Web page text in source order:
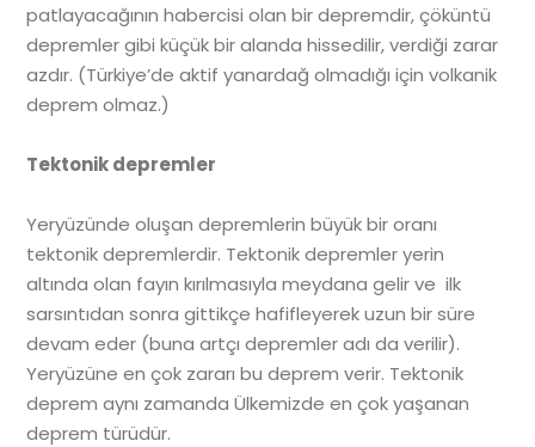
patlayacağının habercisi olan bir depremdir, çöküntü
depremler gibi küçük bir alanda hissedilir, verdiği zarar
azdır. (Türkiye’de aktif yanardağ olmadığı için volkanik
deprem olmaz.)
Tektonik depremler
Yeryüzünde oluşan depremlerin büyük bir oranı
tektonik depremlerdir. Tektonik depremler yerin
altında olan fayın kırılmasıyla meydana gelir ve ilk
sarsıntıdan sonra gittikçe hafifleyerek uzun bir süre
devam eder (buna artçı depremler adı da verilir).
Yeryüzüne en çok zararı bu deprem verir. Tektonik
deprem aynı zamanda Ülkemizde en çok yaşanan
deprem türüdür.